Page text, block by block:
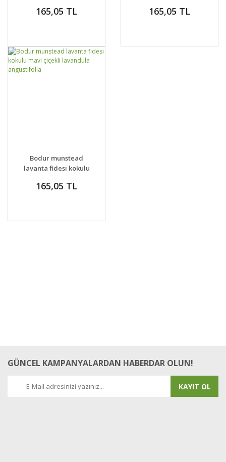
165,05 TL
intermedia grosso
165,05 TL
DETAYLAR
VER
Bodur munstead
lavanta fidesi kokulu
angustifolia
165,05 TL
GÜNCEL KAMPANYALARDAN HABERDAR OLUN!
KAYIT OL